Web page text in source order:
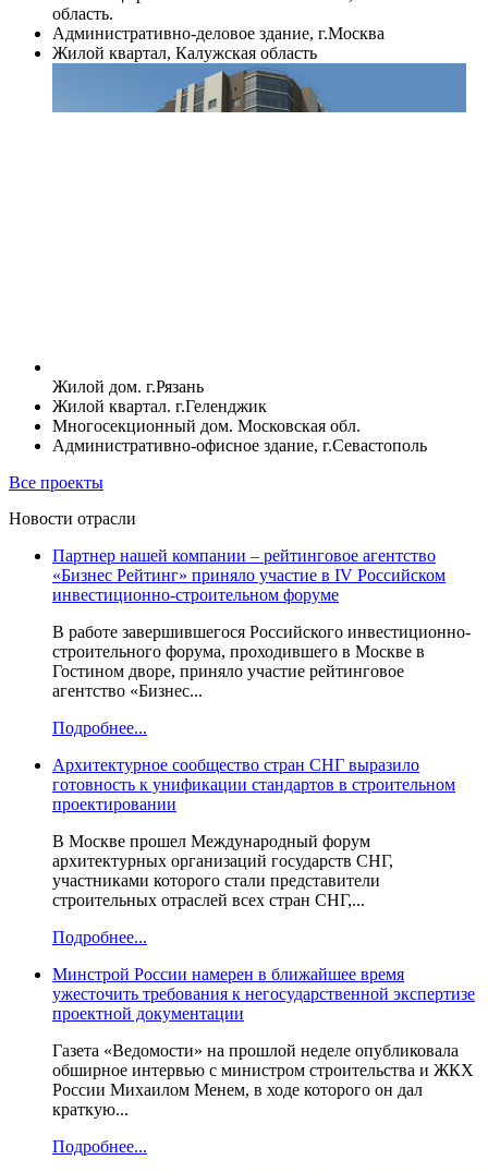
область.
Административно-деловое здание, г.Москва
Жилой квартал, Калужская область
Жилой дом. г.Рязань
Жилой квартал. г.Геленджик
Многосекционный дом. Московская обл.
Административно-офисное здание, г.Севастополь
Все проекты
Новости отрасли
Партнер нашей компании – рейтинговое агентство
«Бизнес Рейтинг» приняло участие в IV Российском
инвестиционно-строительном форуме
В работе завершившегося Российского инвестиционно-
строительного форума, проходившего в Москве в
Гостином дворе, приняло участие рейтинговое
агентство «Бизнес...
Подробнее...
Архитектурное сообщество стран СНГ выразило
готовность к унификации стандартов в строительном
проектировании
В Москве прошел Международный форум
архитектурных организаций государств СНГ,
участниками которого стали представители
строительных отраслей всех стран СНГ,...
Подробнее...
Минстрой России намерен в ближайшее время
ужесточить требования к негосударственной экспертизе
проектной документации
Газета «Ведомости» на прошлой неделе опубликовала
обширное интервью с министром строительства и ЖКХ
России Михаилом Менем, в ходе которого он дал
краткую...
Подробнее...